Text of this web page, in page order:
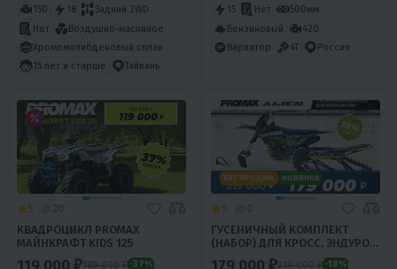
150 18
Задний 2WD
Нет
Воздушно-масляное
Хромомолибденовый сплав
15 лет и старше
Тайвань
15 Нет
500мм
Бензиновый
420
Вариатор
4T Россия
КВАДРОЦИКЛ PROMAX
МАЙНКРАФТ KIDS 125
189 000 ₽ -37%
ХИТ ПРОДАЖ НОВИНКА
ГУСЕНИЧНЫЙ КОМПЛЕКТ
(НАБОР) ДЛЯ КРОСС, ЭНДУРО
МОТОЦИКЛОВ PROMAX ALIEN
219 000 ₽ -18%